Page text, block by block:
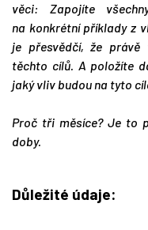
věci: Zapojíte
na konkrétní příklady z
je přesvědčí, že
těchto cílů. A položíte
jaký vliv budou na tyto
Proč tři měsíce? Je to
doby.
Důležité údaje: